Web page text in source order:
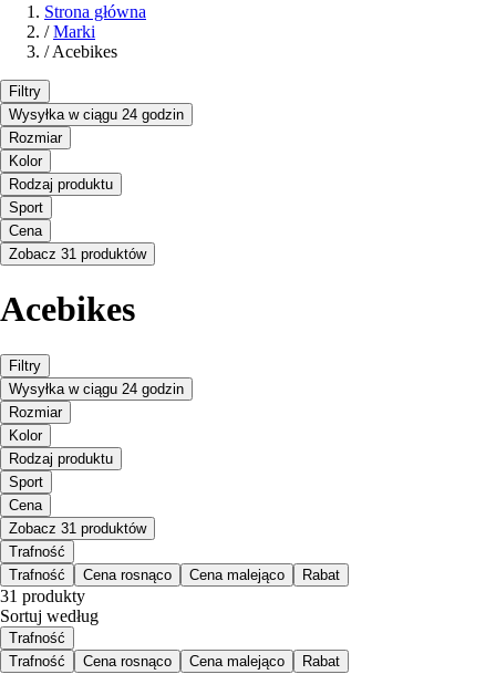
Strona główna
/ Marki
/ Acebikes
Filtry
Wysyłka w ciągu 24 godzin
Rozmiar
Kolor
Rodzaj produktu
Sport
Cena
Zobacz 31 produktów
Acebikes
Filtry
Wysyłka w ciągu 24 godzin
Rozmiar
Kolor
Rodzaj produktu
Sport
Cena
Zobacz 31 produktów
Trafność
Trafność
Cena rosnąco Cena malejąco Rabat
31 produkty
Sortuj według
Trafność
Trafność
Cena rosnąco Cena malejąco Rabat